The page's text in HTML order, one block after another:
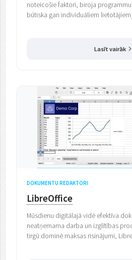
noteicošie faktori, biroja
būtiska gan individuāliem
Lasīt vairāk
DOKUMENTU REDAKTORI
LibreOffice
Mūsdienu digitālajā vidē efektīva
neatņemama darba un izglītības
tirgū dominē maksas risinājumi,